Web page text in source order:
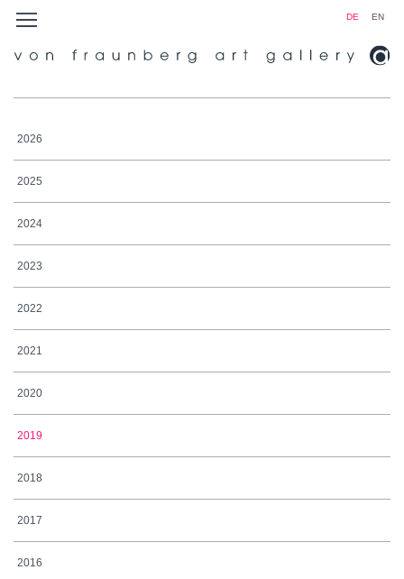
DE EN
2026
2025
2024
2023
2022
2021
2020
2019
2018
2017
2016